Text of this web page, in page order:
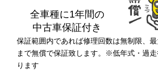
全車種に1年間の
中古車保証付き
保証範囲内であれば修理回数は無制限、
まで無償で保証致します。※低年式・過
ります